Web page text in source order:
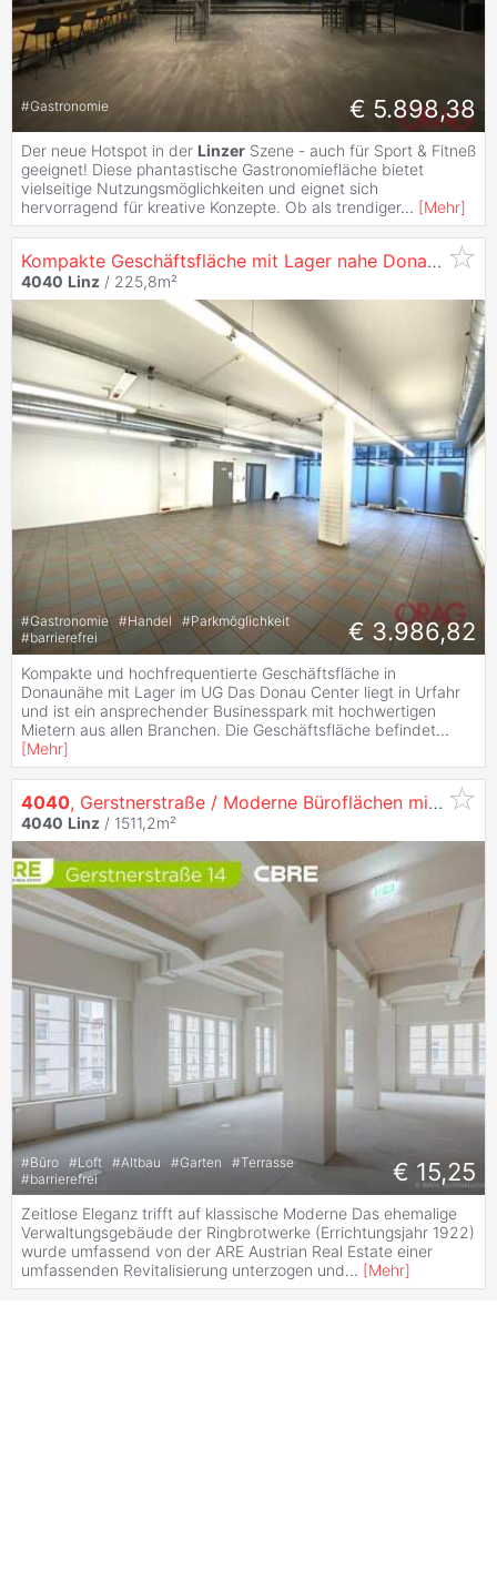
#Gastronomie € 5.898,38
Der neue Hotspot in der Linzer Szene - auch für Sport & Fitneß
geeignet! Diese phantastische Gastronomiefläche bietet
vielseitige Nutzungsmöglichkeiten und eignet sich
hervorragend für kreative Konzepte. Ob als trendiger... [Mehr]
Kompakte Geschäftsfläche mit Lager nahe Donau zu mieten - in
4040 Linz / 225,8m²
#Gastronomie #Handel #Parkmöglichkeit
#barrierefrei € 3.986,82
Kompakte und hochfrequentierte Geschäftsfläche in
Donaunähe mit Lager im UG Das Donau Center liegt in Urfahr
und ist ein ansprechender Businesspark mit hochwertigen
Mietern aus allen Branchen. Die Geschäftsfläche befindet...
[Mehr]
4040, Gerstnerstraße / Moderne Büroflächen mit einzigartigem Flair auf 3 Ebenen in
4040 Linz / 1511,2m²
#Büro #Loft #Altbau #Garten #Terrasse
#barrierefrei € 15,25
Zeitlose Eleganz trifft auf klassische Moderne Das ehemalige
Verwaltungsgebäude der Ringbrotwerke (Errichtungsjahr 1922)
wurde umfassend von der ARE Austrian Real Estate einer
umfassenden Revitalisierung unterzogen und... [Mehr]